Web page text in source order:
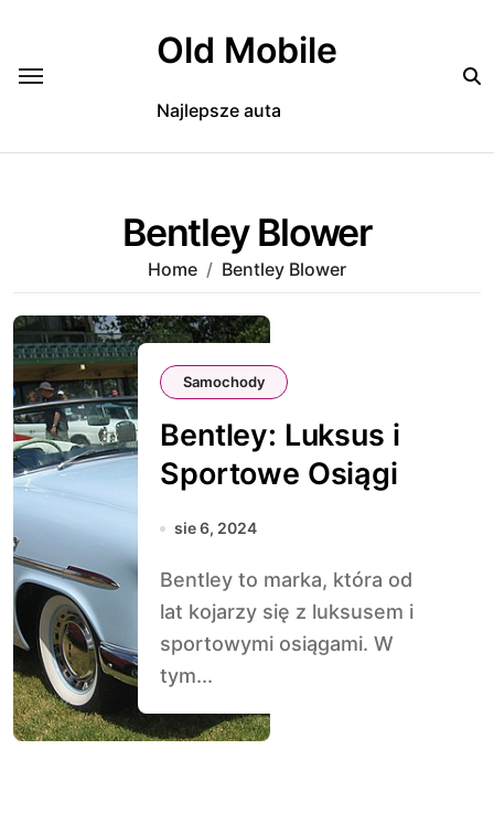
Old Mobile
Najlepsze auta
Bentley Blower
Home Bentley Blower
Samochody
Bentley: Luksus i
Sportowe Osiągi
sie 6, 2024
Bentley to marka, która od
lat kojarzy się z luksusem i
sportowymi osiągami. W
tym...